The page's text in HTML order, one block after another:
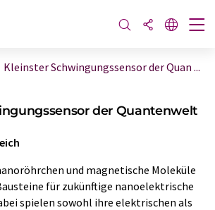
Kleinster Schwingungssensor der Quan ...
der Quantenwelt
und magnetische Moleküle
für zukünftige nanoelektrische
spielen sowohl ihre elektrischen als